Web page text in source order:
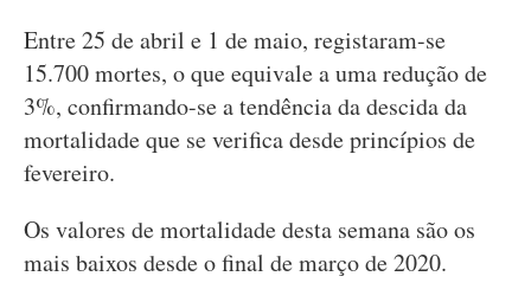
Entre 25 de abril e 1 de maio, registaram-se
15.700 mortes, o que equivale a uma redução de
3%, confirmando-se a tendência da descida da
mortalidade que se verifica desde princípios de
fevereiro.
Os valores de mortalidade desta semana são os
mais baixos desde o final de março de 2020.